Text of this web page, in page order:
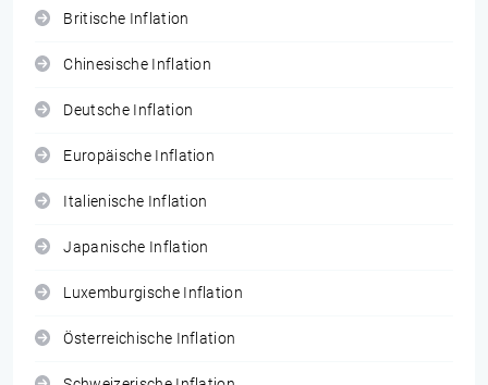
Britische Inflation
Chinesische Inflation
Deutsche Inflation
Europäische Inflation
Italienische Inflation
Japanische Inflation
Luxemburgische Inflation
Österreichische Inflation